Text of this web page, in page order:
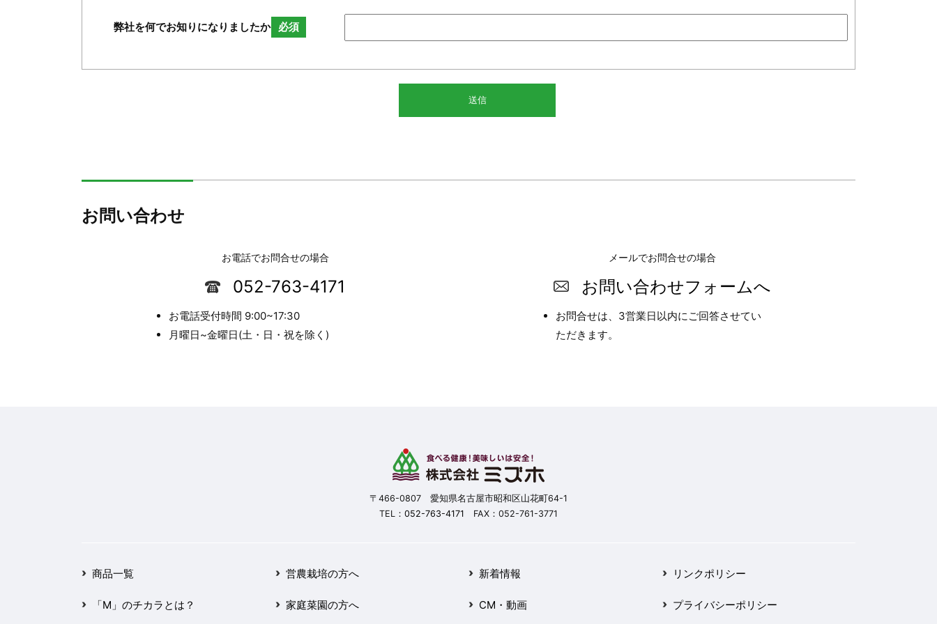
弊社を何でお知りになりましたか 必須
お問い合わせ
お電話でお問合せの場合
052-763-4171
お電話受付時間 9:00~17:30
月曜日~金曜日(土・日・祝を除く)
メールでお問合せの場合
お問い合わせフォームへ
お問合せは、3営業日以内にご回答させてい
ただきます。
〒466-0807 愛知県名古屋市昭和区山花町64-1
TEL： 052-763-4171 FAX：052-761-3771
商品一覧
「M」のチカラとは？
営農栽培の方へ
家庭菜園の方へ
新着情報
CM・動画
リンクポリシー
プライバシーポリシー